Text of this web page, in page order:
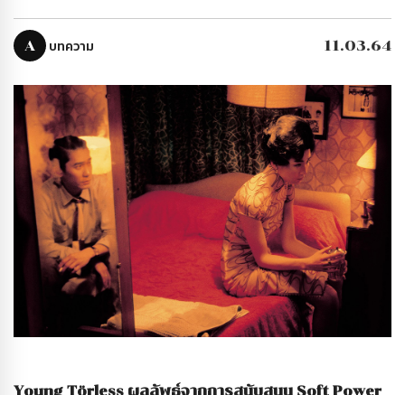
A บทความ 11.03.64
Young Törless ผลลัพธ์จากการสนับสนุน Soft Power